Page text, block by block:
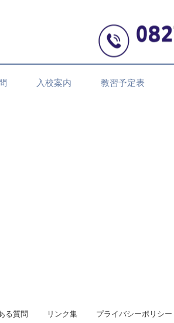
入校案内 教習予定表
る質問 リンク集 プライバシーポリシー